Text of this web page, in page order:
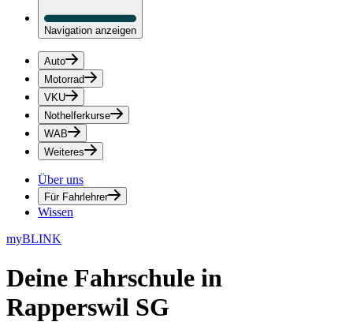
Navigation anzeigen
Auto
Motorrad
VKU
Nothelferkurse
WAB
Weiteres
Über uns
Für Fahrlehrer
Wissen
myBLINK
Deine Fahrschule in
Rapperswil SG